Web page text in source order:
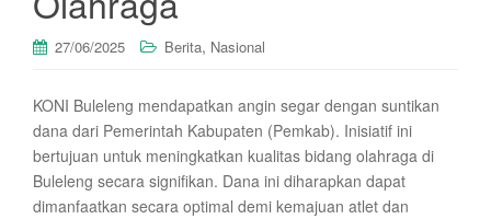
27/06/2025 Berita, Nasional
KONI Buleleng mendapatkan angin segar dengan suntikan
dana dari Pemerintah Kabupaten (Pemkab). Inisiatif ini
bertujuan untuk meningkatkan kualitas bidang olahraga di
Buleleng secara signifikan. Dana ini diharapkan dapat
dimanfaatkan secara optimal demi kemajuan atlet dan